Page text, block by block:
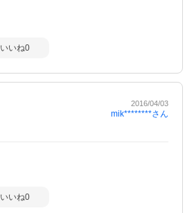
いいね0
2016/04/03
mik********さん
いいね0